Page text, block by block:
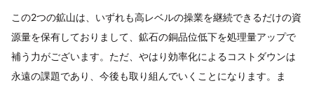
この2つの鉱山は、いずれも高レベルの操業を継続できるだけの資
源量を保有しておりまして、鉱石の銅品位低下を処理量アップで
補う力がございます。ただ、やはり効率化によるコストダウンは
永遠の課題であり、今後も取り組んでいくことになります。ま